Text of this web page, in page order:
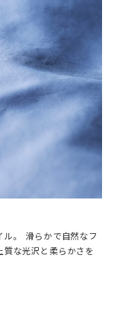
ル。 滑らかで自然なフ
な光沢と柔らかさを